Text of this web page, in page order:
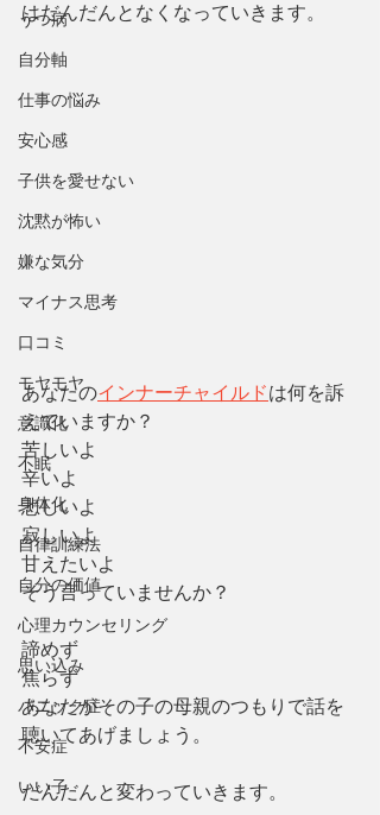
うつ病
自分軸
仕事の悩み
安心感
子供を愛せない
沈黙が怖い
嫌な気分
マイナス思考
口コミ
モヤモヤ
意識化
不眠
身体化
自律訓練法
自分の価値
心理カウンセリング
思い込み
パニック症
不安症
いい子
はだんだんとなくなっていきます。
あなたのインナーチャイルドは何を訴
えていますか？
苦しいよ
辛いよ
悲しいよ
寂しいよ
甘えたいよ
そう言っていませんか？
諦めず
焦らず
あなたがその子の母親のつもりで話を
聴いてあげましょう。
だんだんと変わっていきます。